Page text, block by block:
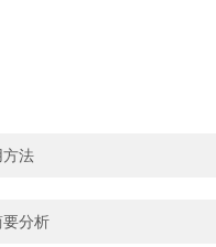
方法
分析